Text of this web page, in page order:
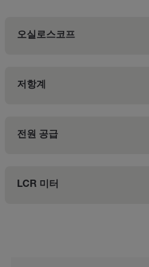
오실로스코프
저항계
전원 공급
LCR 미터